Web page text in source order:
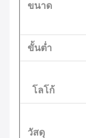
ขนาด
ขั้นต่ำ
โลโก้
วัสดุ